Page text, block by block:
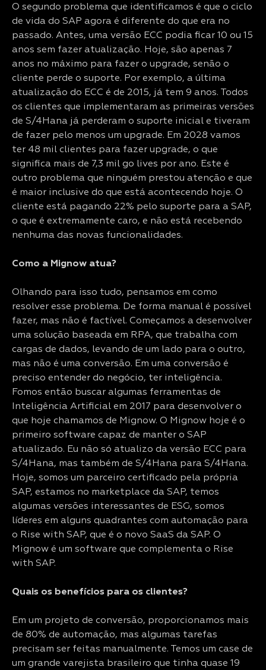
O segundo problema que identificamos é que o ciclo
de vida do SAP agora é diferente do que era no
passado. Antes, uma versão ECC podia ficar 10 ou 15
anos sem fazer atualização. Hoje, são apenas 7
anos no máximo para fazer o upgrade, senão o
cliente perde o suporte. Por exemplo, a última
atualização do ECC é de 2015, já tem 9 anos. Todos
os clientes que implementaram as primeiras versões
de S/4Hana já perderam o suporte inicial e tiveram
de fazer pelo menos um upgrade. Em 2028 vamos
ter 48 mil clientes para fazer upgrade, o que
significa mais de 7,3 mil go lives por ano. Este é
outro problema que ninguém prestou atenção e que
é maior inclusive do que está acontecendo hoje. O
cliente está pagando 22% pelo suporte para a SAP,
o que é extremamente caro, e não está recebendo
nenhuma das novas funcionalidades.
Como a Mignow atua?
Olhando para isso tudo, pensamos em como
resolver esse problema. De forma manual é possível
fazer, mas não é factível. Começamos a desenvolver
uma solução baseada em RPA, que trabalha com
cargas de dados, levando de um lado para o outro,
mas não é uma conversão. Em uma conversão é
preciso entender do negócio, ter inteligência.
Fomos então buscar algumas ferramentas de
Inteligência Artificial em 2017 para desenvolver o
que hoje chamamos de Mignow. O Mignow hoje é o
primeiro software capaz de manter o SAP
atualizado. Eu não só atualizo da versão ECC para
S/4Hana, mas também de S/4Hana para S/4Hana.
Hoje, somos um parceiro certificado pela própria
SAP, estamos no marketplace da SAP, temos
algumas versões interessantes de ESG, somos
líderes em alguns quadrantes com automação para
o Rise with SAP, que é o novo SaaS da SAP. O
Mignow é um software que complementa o Rise
with SAP.
Quais os benefícios para os clientes?
Em um projeto de conversão, proporcionamos mais
de 80% de automação, mas algumas tarefas
precisam ser feitas manualmente. Temos um case de
um grande varejista brasileiro que tinha quase 19